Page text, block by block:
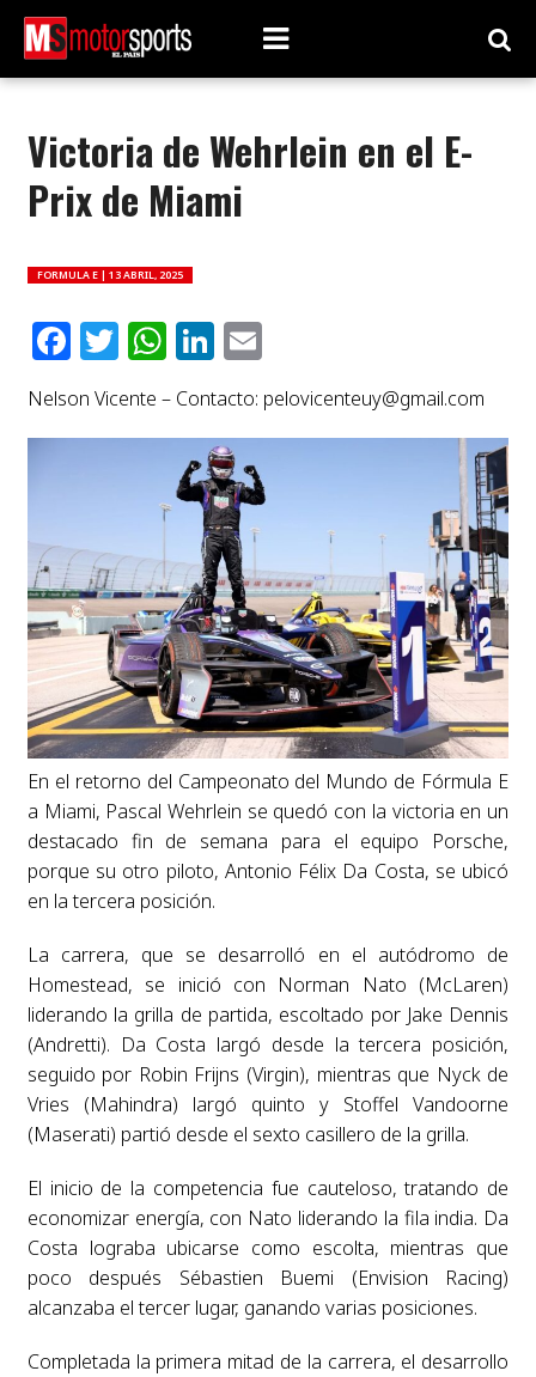
Victoria de Wehrlein en el E-
Prix de Miami
FORMULA E | 13 ABRIL, 2025
Facebook
Twitter
WhatsApp
LinkedIn
Email
Nelson Vicente – Contacto: pelovicenteuy@gmail.com
En el retorno del Campeonato del Mundo de Fórmula E
a Miami, Pascal Wehrlein se quedó con la victoria en un
destacado fin de semana para el equipo Porsche,
porque su otro piloto, Antonio Félix Da Costa, se ubicó
en la tercera posición.
La carrera, que se desarrolló en el autódromo de
Homestead, se inició con Norman Nato (McLaren)
liderando la grilla de partida, escoltado por Jake Dennis
(Andretti). Da Costa largó desde la tercera posición,
seguido por Robin Frijns (Virgin), mientras que Nyck de
Vries (Mahindra) largó quinto y Stoffel Vandoorne
(Maserati) partió desde el sexto casillero de la grilla.
El inicio de la competencia fue cauteloso, tratando de
economizar energía, con Nato liderando la fila india. Da
Costa lograba ubicarse como escolta, mientras que
poco después Sébastien Buemi (Envision Racing)
alcanzaba el tercer lugar, ganando varias posiciones.
Completada la primera mitad de la carrera, el desarrollo